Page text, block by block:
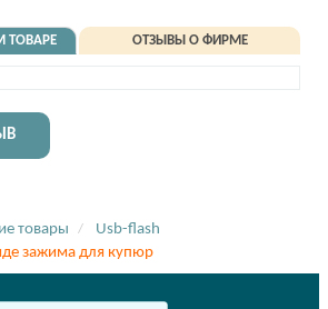
ТОВАРЕ ОТЗЫВЫ О ФИРМЕ
товары
Usb-flash
зажима для купюр